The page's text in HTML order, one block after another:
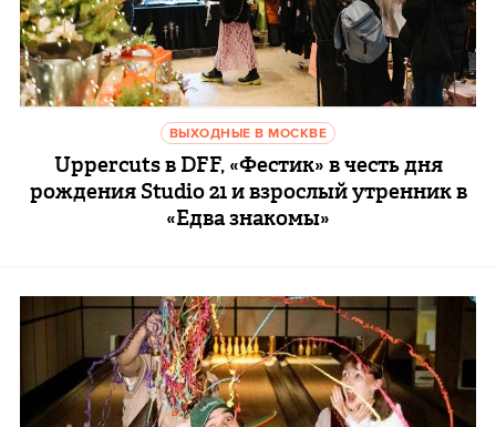
ВЫХОДНЫЕ В МОСКВЕ
Uppercuts в DFF, «Фестик» в честь дня
рождения Studio 21 и взрослый утренник в
«Едва знакомы»